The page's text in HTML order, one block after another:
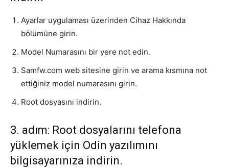
Ayarlar uygulaması üzerinden Cihaz Hakkında
bölümüne girin.
Model Numarasını bir yere not edin.
Samfw.com web sitesine girin ve arama kısmına not
ettiğiniz model numarasını girin.
Root dosyasını indirin.
3. adım: Root dosyalarını telefona
yüklemek için Odin yazılımını
bilgisayarınıza indirin.